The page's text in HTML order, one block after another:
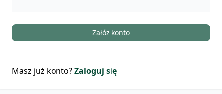
Załóż konto
Masz już konto?Zaloguj się